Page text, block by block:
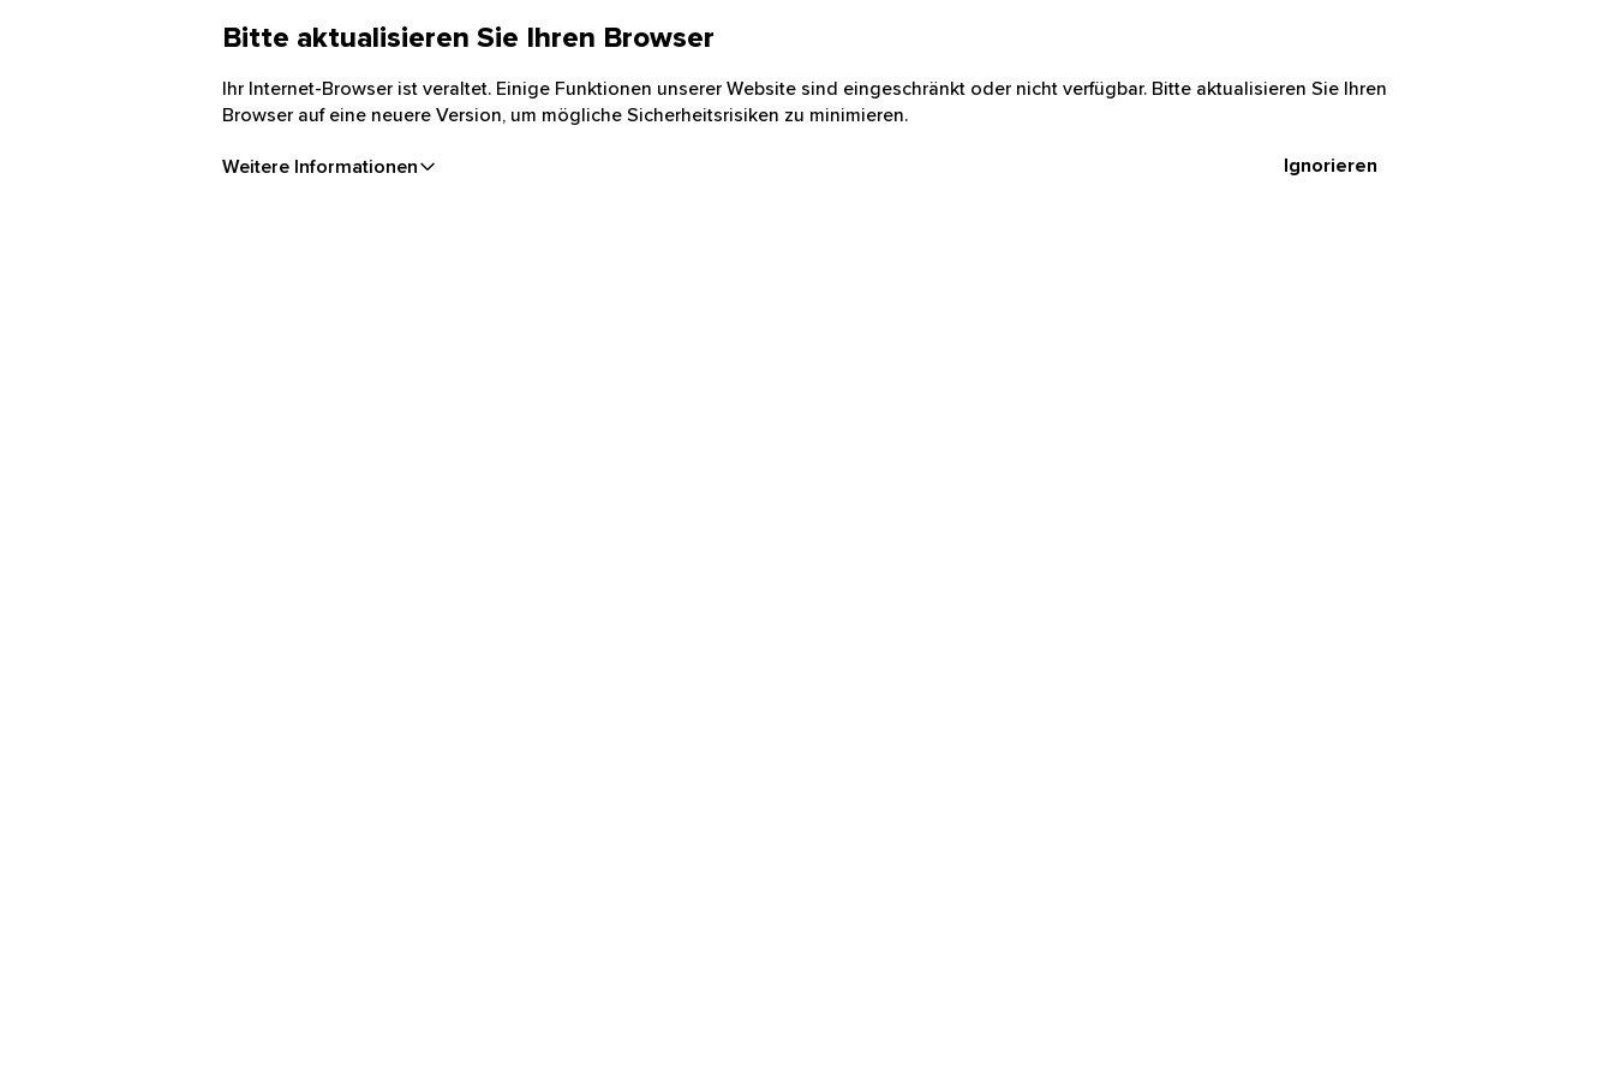
Bitte aktualisieren Sie Ihren Browser
Ihr Internet-Browser ist veraltet. Einige Funktionen unserer Website sind eingeschränkt oder nicht verfügbar. Bitte aktualisieren Sie Ihren
Browser auf eine neuere Version, um mögliche Sicherheitsrisiken zu minimieren.
Weitere Informationen Ignorieren